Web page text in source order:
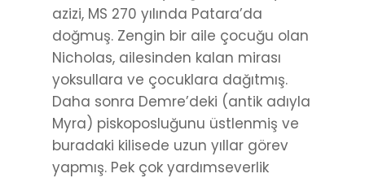
azizi, MS 270 yılında Patara’da
doğmuş. Zengin bir aile çocuğu olan
Nicholas, ailesinden kalan mirası
yoksullara ve çocuklara dağıtmış.
Daha sonra Demre’deki (antik adıyla
Myra) piskoposluğunu üstlenmiş ve
buradaki kilisede uzun yıllar görev
yapmış. Pek çok yardımseverlik